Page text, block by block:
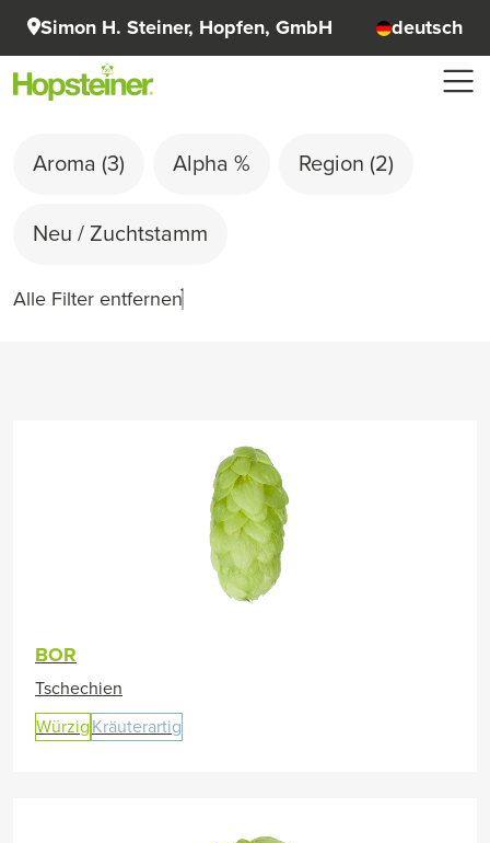
Simon H. Steiner, Hopfen, GmbH deutsch
Aroma (3) Alpha % Region (2)
Neu / Zuchtstamm
Alle Filter entfernen
BOR
Tschechien
Würzig Kräuterartig